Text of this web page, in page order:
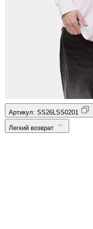
Артикул: SS26LSS0201
Легкий возврат